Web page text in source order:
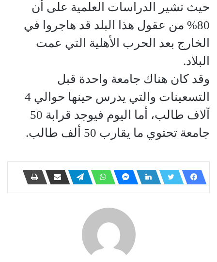
حيث تشير الدراسات العلمية على أن
80% من عقول هذا البلد قد هاجروا في
الخارج بعد الحرب الأهلية التي عمت
البلاد.
وقد كان هناك جامعة واحدة قبل
التسعينات والتي يدرس حينها حوالي 4
آلاف طالب، أما اليوم فيوجد قرابة 50
جامعة تحتوي ما يقارب 50 ألف طالب.